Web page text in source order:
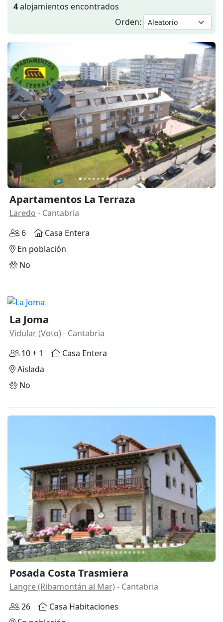
4alojamientos encontrados
Orden:
Anterior
Apartamentos La Terraza
Laredo - Cantabria
6
Casa Entera
En población
No
La Joma
Vidular (Voto) - Cantabria
10 + 1
Casa Entera
Aislada
No
Anterior
Posada Costa Trasmiera
Langre (Ribamontán al Mar) - Cantabria
26
Casa Habitaciones